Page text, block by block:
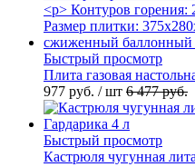
Быстрый просмотр
Плита газовая
977 руб. / шт 6 477 руб.
Быстрый просмотр
Кастрюля чугунная